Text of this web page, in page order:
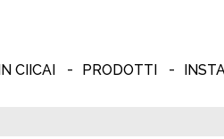
CIICAI PRODOTTI